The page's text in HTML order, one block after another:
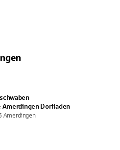
Amerdingen Dorfladen
Amerdingen